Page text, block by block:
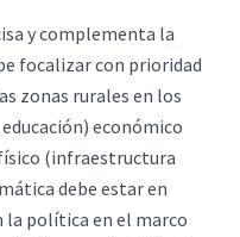
y complementa la
focalizar con prioridad
zonas rurales en los
económico
(infraestructura
debe estar en
la política en el marco